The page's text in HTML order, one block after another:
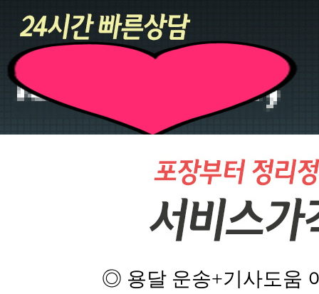
◎ 용달 운송+기사도움